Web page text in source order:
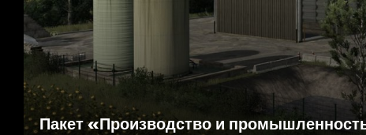
Пакет «Производство и